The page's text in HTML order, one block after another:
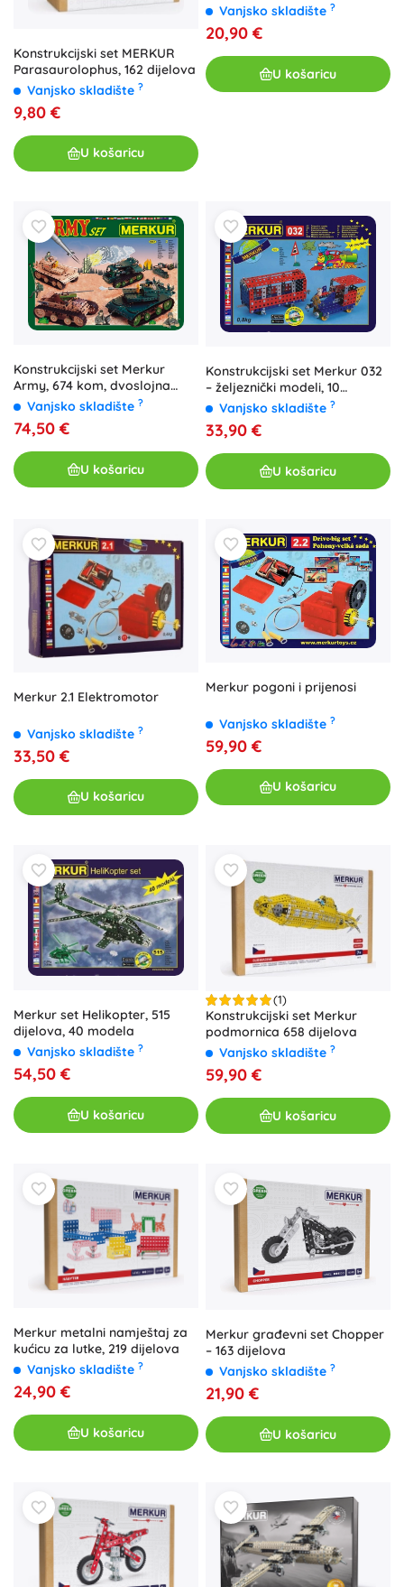
Konstrukcijski set MERKUR
Parasaurolophus, 162 dijelova
Vanjsko skladište ?
9,80 €
U košaricu
Vanjsko skladište ?
20,90 €
U košaricu
Konstrukcijski set Merkur
Army, 674 kom, dvoslojna
kutija 36 × 27 × 5,5 cm
Vanjsko skladište ?
74,50 €
U košaricu
Konstrukcijski set Merkur 032
– željeznički modeli, 10
modela, 300 dijelova
Vanjsko skladište ?
33,90 €
U košaricu
Merkur 2.1 Elektromotor
Vanjsko skladište ?
33,50 €
U košaricu
Merkur pogoni i prijenosi
Vanjsko skladište ?
59,90 €
U košaricu
Merkur set Helikopter, 515
dijelova, 40 modela
Vanjsko skladište ?
54,50 €
U košaricu
(1)
Konstrukcijski set Merkur
podmornica 658 dijelova
Vanjsko skladište ?
59,90 €
U košaricu
Merkur metalni namještaj za
kućicu za lutke, 219 dijelova
Vanjsko skladište ?
24,90 €
U košaricu
Merkur građevni set Chopper
– 163 dijelova
Vanjsko skladište ?
21,90 €
U košaricu